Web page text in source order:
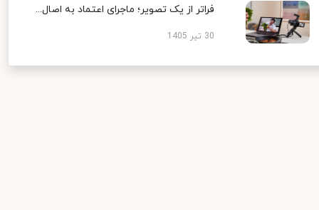
فراتر از یک تصویر؛ ماجرای اعتماد به اصال...
30 تیر 1405